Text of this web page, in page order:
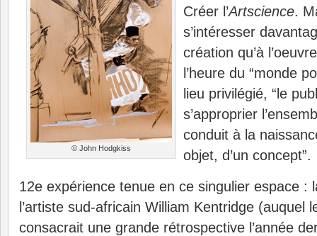
© John Hodgkiss
Créer l’Artscience.
s’intéresser
création qu’à
l’heure du “monde
lieu privilégié, “le
s’approprier
conduit à la
objet, d’un concept”.
12e expérience tenue en ce singulier espace :
l’artiste sud-africain William Kentridge (auquel
consacrait une grande rétrospective l’année